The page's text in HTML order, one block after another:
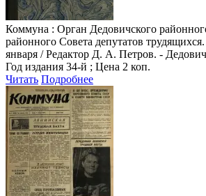
Коммуна : Орган Дедовичского
районного Совета депутатов
января / Редактор Д. А. Петров. -
Год издания 34-й ; Цена 2 коп.
Читать Подробнее